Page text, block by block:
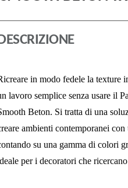
in modo fedele la texture
lavoro semplice senza usare il
Beton. Si tratta di una
ambienti contemporanei
su una gamma di colori
per i decoratori che